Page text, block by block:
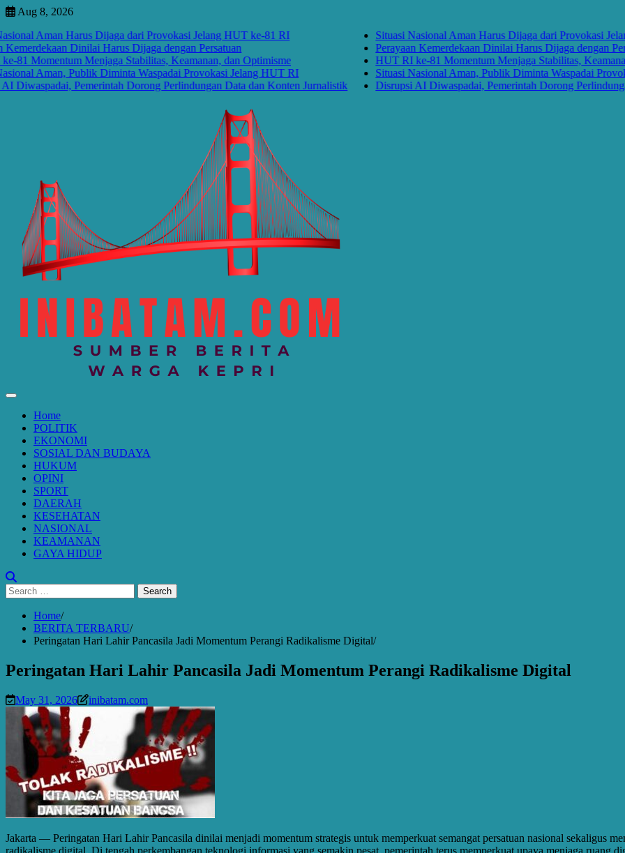
Skip
content
Aug 8, 2026
Aman Harus Dijaga dari Provokasi Jelang HUT ke-81 RI
Dinilai Harus Dijaga dengan Persatuan
Momentum Menjaga Stabilitas, Keamanan, dan Optimisme
Aman, Publik Diminta Waspadai Provokasi Jelang HUT RI
Pemerintah Dorong Perlindungan Data dan Konten Jurnalistik
Situasi Nasional Aman Harus Dijaga dari Provokasi
Perayaan Kemerdekaan Dinilai Harus Dijaga dengan
HUT RI ke-81 Momentum Menjaga Stabilitas, Keamanan,
Situasi Nasional Aman, Publik Diminta Waspadai
Disrupsi AI Diwaspadai, Pemerintah Dorong Perlindungan
Home
POLITIK
EKONOMI
SOSIAL DAN BUDAYA
HUKUM
OPINI
SPORT
DAERAH
KESEHATAN
NASIONAL
KEAMANAN
GAYA HIDUP
Search
for:
Home
BERITA TERBARU
Peringatan Hari Lahir Pancasila Jadi Momentum Perangi Radikalisme Digital
Peringatan Hari Lahir Pancasila Jadi Momentum Perangi Radikalisme Digital
May 31, 2026 inibatam.com
Jakarta — Peringatan Hari Lahir Pancasila dinilai menjadi momentum strategis untuk memperkuat semangat persatuan nasional sekaligus
radikalisme digital. Di tengah perkembangan teknologi informasi yang semakin pesat, pemerintah terus memperkuat upaya menjaga ruang